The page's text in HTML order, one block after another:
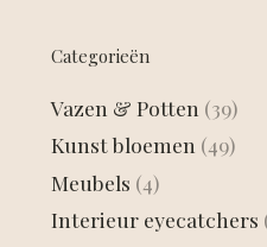
Categorieën
Vazen & Potten (39)
Kunst bloemen (49)
Meubels (4)
Interieur eyecatchers